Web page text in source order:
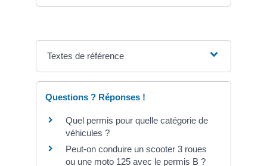
Textes de référence
Questions ? Réponses !
Quel permis pour quelle catégorie de
véhicules ?
Peut-on conduire un scooter 3 roues
ou une moto 125 avec le permis B ?